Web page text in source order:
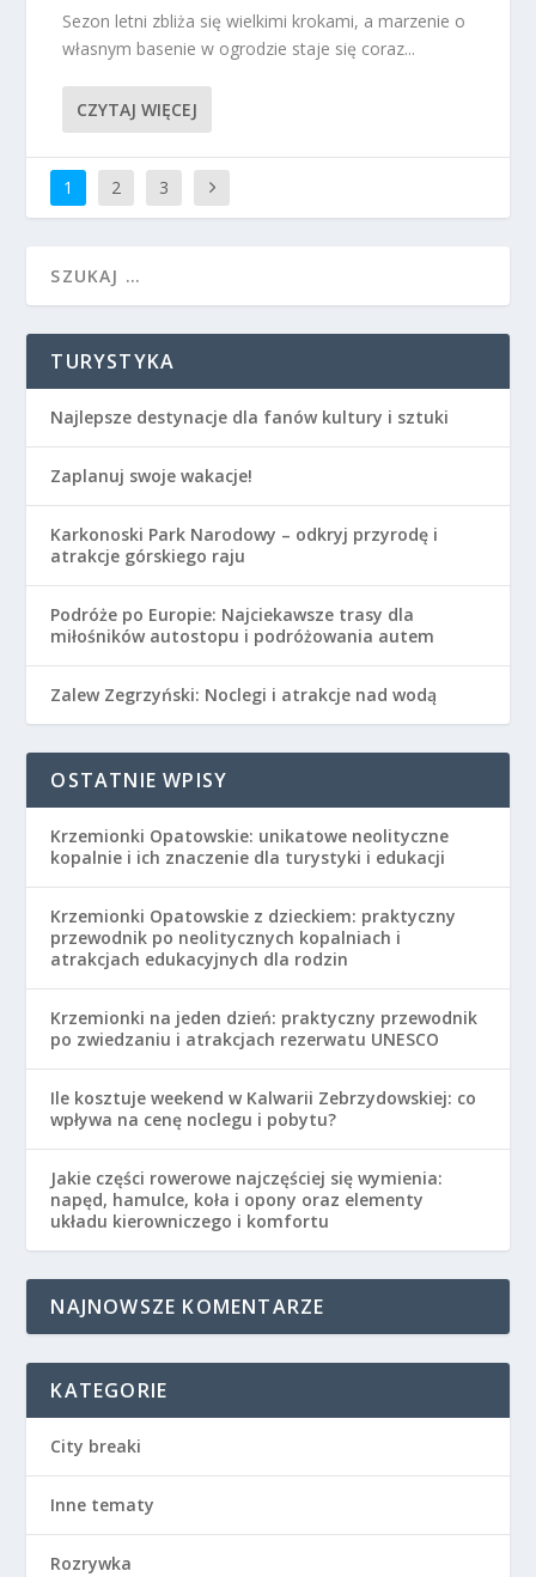
Sezon letni zbliża się wielkimi krokami, a marzenie o
własnym basenie w ogrodzie staje się coraz...
CZYTAJ WIĘCEJ
1 2 3
TURYSTYKA
Najlepsze destynacje dla fanów kultury i sztuki
Zaplanuj swoje wakacje!
Karkonoski Park Narodowy – odkryj przyrodę i
atrakcje górskiego raju
Podróże po Europie: Najciekawsze trasy dla
miłośników autostopu i podróżowania autem
Zalew Zegrzyński: Noclegi i atrakcje nad wodą
OSTATNIE WPISY
Krzemionki Opatowskie: unikatowe neolityczne
kopalnie i ich znaczenie dla turystyki i edukacji
Krzemionki Opatowskie z dzieckiem: praktyczny
przewodnik po neolitycznych kopalniach i
atrakcjach edukacyjnych dla rodzin
Krzemionki na jeden dzień: praktyczny przewodnik
po zwiedzaniu i atrakcjach rezerwatu UNESCO
Ile kosztuje weekend w Kalwarii Zebrzydowskiej: co
wpływa na cenę noclegu i pobytu?
Jakie części rowerowe najczęściej się wymienia:
napęd, hamulce, koła i opony oraz elementy
układu kierowniczego i komfortu
NAJNOWSZE KOMENTARZE
KATEGORIE
City breaki
Inne tematy
Rozrywka